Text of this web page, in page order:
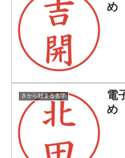
め
きから始まる名字
電
め